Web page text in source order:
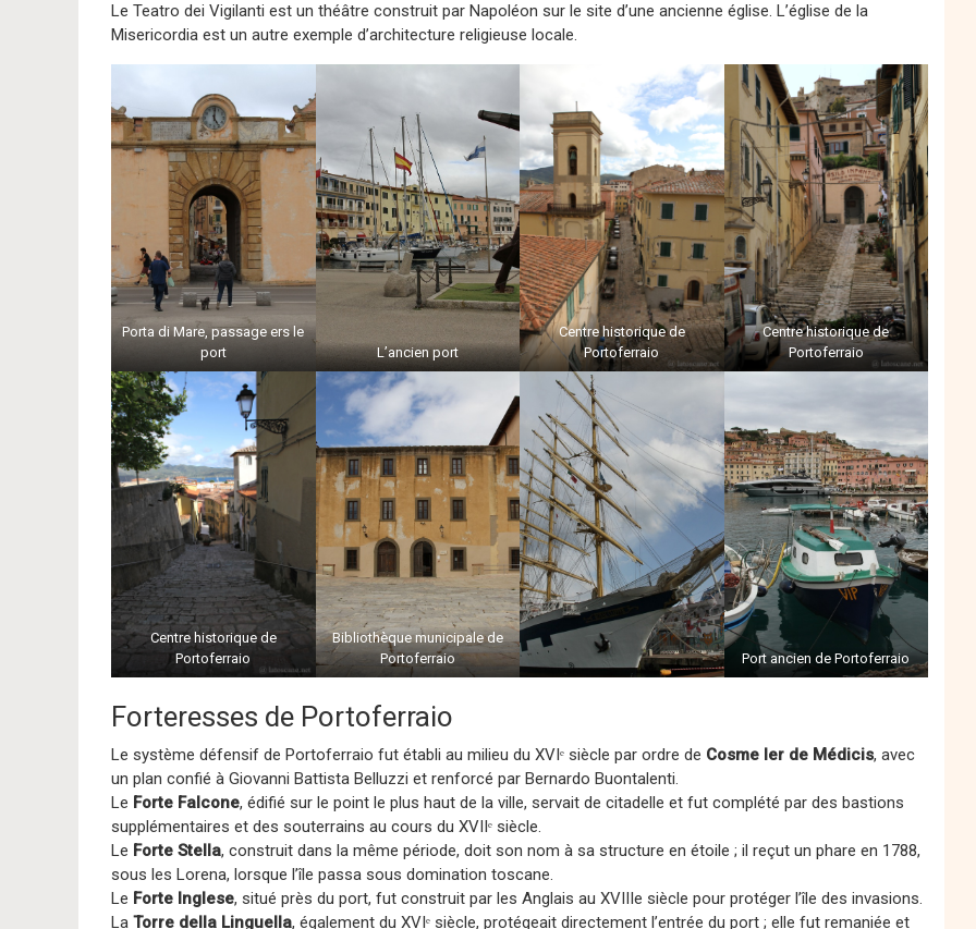
Le Teatro dei Vigilanti est un théâtre construit par Napoléon sur le site d’une ancienne église. L’église de la
Misericordia est un autre exemple d’architecture religieuse locale.
Porta di Mare, passage ers le
port
L’ancien port
Centre historique de
Portoferraio
Centre historique de
Portoferraio
Centre historique de
Portoferraio
Bibliothèque municipale de
Portoferraio
Port ancien de Portoferraio
Forteresses de Portoferraio
Le système défensif de Portoferraio fut établi au milieu du XVIᵉ siècle par ordre de Cosme Ier de Médicis, avec
un plan confié à Giovanni Battista Belluzzi et renforcé par Bernardo Buontalenti.
Le Forte Falcone, édifié sur le point le plus haut de la ville, servait de citadelle et fut complété par des bastions
supplémentaires et des souterrains au cours du XVIIᵉ siècle.
Le Forte Stella, construit dans la même période, doit son nom à sa structure en étoile ; il reçut un phare en 1788,
sous les Lorena, lorsque l’île passa sous domination toscane.
Le Forte Inglese, situé près du port, fut construit par les Anglais au XVIIIe siècle pour protéger l’île des invasions.
La Torre della Linguella, également du XVIᵉ siècle, protégeait directement l’entrée du port ; elle fut remaniée et